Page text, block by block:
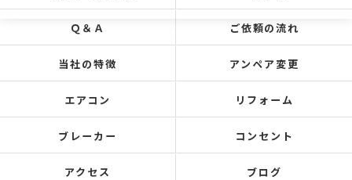
Ｑ＆Ａ ご依頼の流れ
当社の特徴 アンペア変更
エアコン リフォーム
ブレーカー コンセント
アクセス ブログ